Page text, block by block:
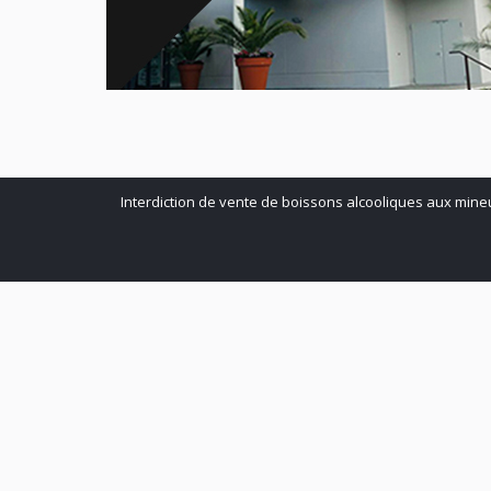
Interdiction de vente de boissons alcooliques aux